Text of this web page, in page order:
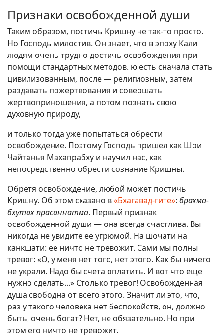
Признаки освобожденной души
Таким образом, постичь Кришну не так-то просто.
Но Господь милостив. Он знает, что в эпоху Кали
людям очень трудно достичь освобождения при
помощи стандартных методов. ю есть сначала стать
цивилизованным, после — религиозным, затем
раздавать пожертвования и совершать
жертвоприношения, а потом познать свою
духовную природу,
и только тогда уже попытаться обрести
освобождение. Поэтому Господь пришел как Шри
Чайтанья Махапрабху и научил нас, как
непосредственно обрести сознание Кришны.
Обретя освобождение, любой может постичь
Кришну. Об этом сказано в«Бхагавад-гите»: брахма-
бхутах прасаннатма. Первый признак
освобожденной души — она всегда счастлива. Вы
никогда не увидите ее угрюмой. На шочати на
канкшати: ее ничто не тревожит. Сами мы полны
тревог: «О, у меня нет того, нет этого. Как бы ничего
не украли. Надо бы счета оплатить. И вот что еще
нужно сделать...» Столько тревог! Освобожденная
душа свободна от всего этого. Значит ли это, что,
раз у такого человека нет беспокойств, он, должно
быть, очень богат? Нет, не обязательно. Но при
этом его ничто не тревожит.